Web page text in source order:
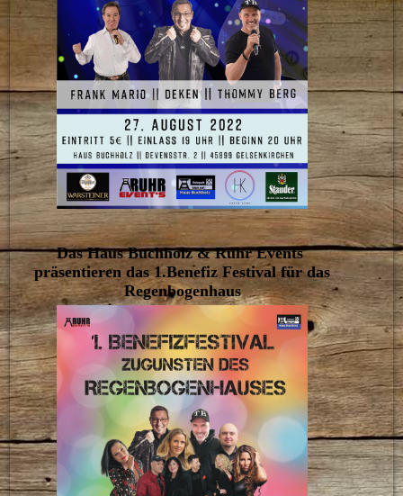
Das Haus Buchholz & Ruhr Events
präsentieren das 1.Benefiz Festival für das
Regenbogenhaus